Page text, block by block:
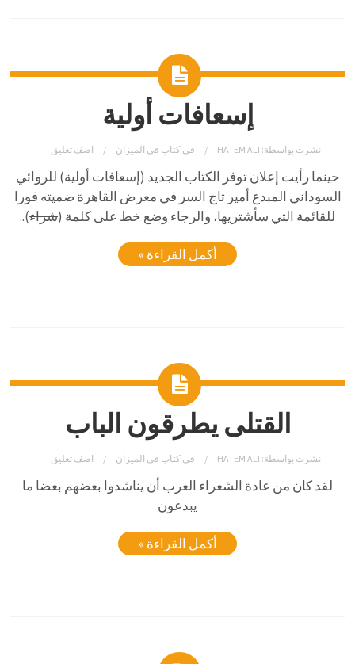
إسعافات أولية
نشرت بواسطة: HATEM ALI فيكتاب في الميزان اضف تعليق
حينما رأيت إعلان توفر الكتاب الجديد (إسعافات أولية) للروائي
السوداني المبدع أمير تاج السر في معرض القاهرة ضميته فورا
للقائمة التي سأشتريها، والرجاء وضع خط على كلمة (شراء)..
أكمل القراءة »
القتلى يطرقون الباب
نشرت بواسطة: HATEM ALI فيكتاب في الميزان اضف تعليق
لقد كان من عادة الشعراء العرب أن يناشدوا بعضهم بعضا ما
يبدعون
أكمل القراءة »